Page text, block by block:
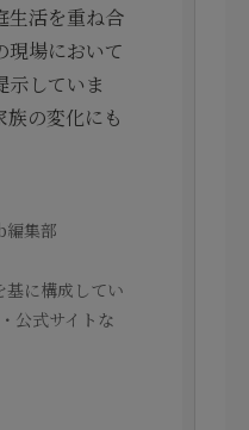
生活を重ね合
現場において
示していま
族の変化にも
集部
に構成してい
公式サイトな